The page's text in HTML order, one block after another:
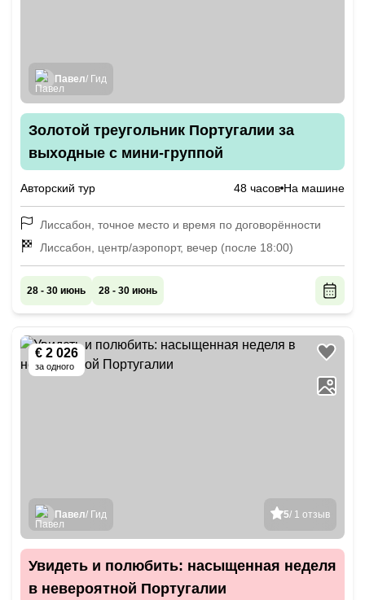
Павел/ Гид
Золотой треугольник Португалии за
выходные с мини-группой
Авторский тур 48 часов На машине
Лиссабон, точное место и время по договорённости
Лиссабон, центр/аэропорт, вечер (после 18:00)
28 - 30 июнь 28 - 30 июнь
€ 2 026
за одного
5/ 1 отзыв
Павел/ Гид
Увидеть и полюбить: насыщенная неделя
в невероятной Португалии